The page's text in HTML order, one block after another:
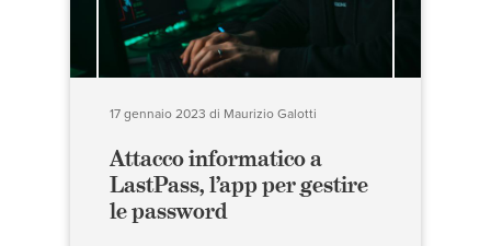
17 gennaio 2023 di Maurizio Galotti
Attacco informatico a
LastPass, l’app per gestire
le password